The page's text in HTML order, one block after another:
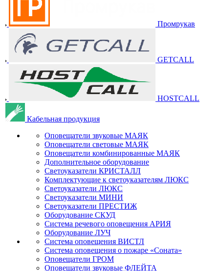
Промрукав
GETCALL
HOSTCALL
Кабельная продукция
Оповещатели звуковые МАЯК
Оповещатели световые МАЯК
Оповещатели комбинированные МАЯК
Дополнительное оборудование
Светоуказатели КРИСТАЛЛ
Комплектующие к светоуказателям ЛЮКС
Светоуказатели ЛЮКС
Светоуказатели МИНИ
Светоуказатели ПРЕСТИЖ
Оборудование СКУД
Система речевого оповещения АРИЯ
Оборудование ЛУЧ
Система оповещения ВИСТЛ
Система оповещения о пожаре «Соната»
Оповещатели ГРОМ
Оповещатели звуковые ФЛЕЙТА